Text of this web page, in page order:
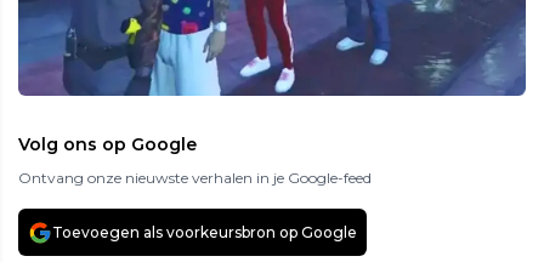
Volg ons op Google
Ontvang onze nieuwste verhalen in je Google-feed
Toevoegen als voorkeursbron op Google